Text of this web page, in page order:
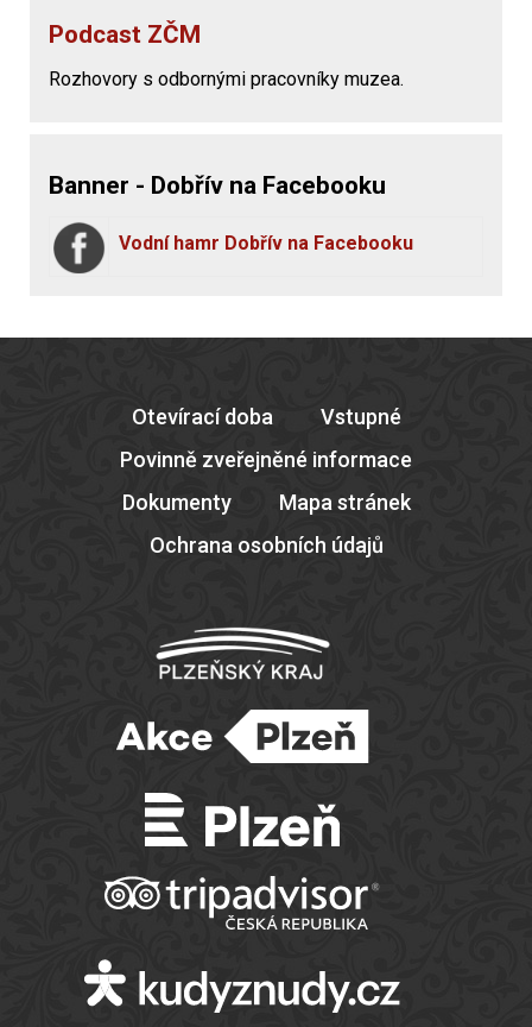
Podcast ZČM
Rozhovory s odbornými pracovníky muzea.
Banner - Dobřív na Facebooku
Vodní hamr Dobřív na Facebooku
Otevírací doba
Vstupné
Povinně zveřejněné informace
Dokumenty
Mapa stránek
Ochrana osobních údajů